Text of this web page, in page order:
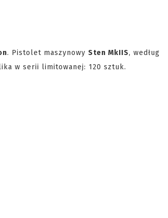
. Pistolet maszynowy Sten MkIIS, według
w serii limitowanej: 120 sztuk.